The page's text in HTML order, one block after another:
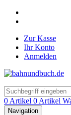
Zur Kasse
Ihr Konto
Anmelden
0 Artikel 0 Artikel
Navigation